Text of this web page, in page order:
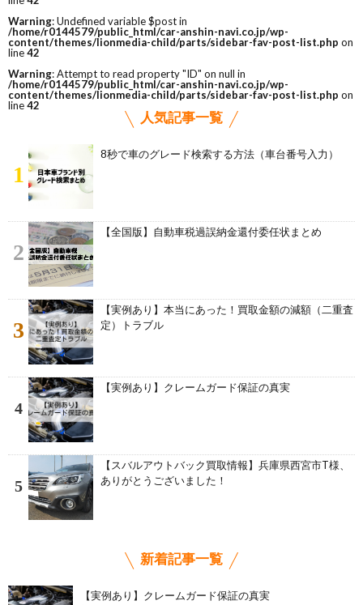
Warning: Undefined variable $post in
/home/r0144579/public_html/car-anshin-navi.co.jp/wp-
content/themes/lionmedia-child/parts/sidebar-fav-post-list.php on
line42
Warning: Attempt to read property "ID" on null in
/home/r0144579/public_html/car-anshin-navi.co.jp/wp-
content/themes/lionmedia-child/parts/sidebar-fav-post-list.php on
line42
人気記事一覧
1
8秒で車のグレード検索する方法（車台番号入力）
2
【全国版】自動車税過誤納金還付委任状まとめ
3
【実例あり】本当にあった！買取金額の減額（二重査
定）トラブル
4
【実例あり】クレームガード保証の真実
5
【スバルアウトバック買取情報】兵庫県西宮市T様、
ありがとうございました！
新着記事一覧
【実例あり】クレームガード保証の真実